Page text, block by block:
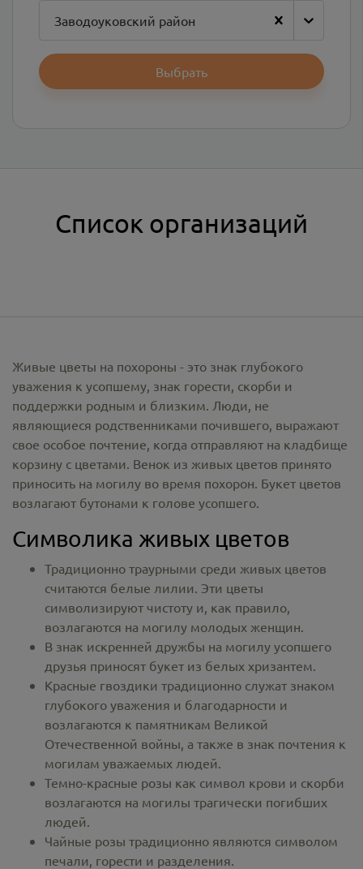
Заводоуковский район
Выбрать
Список организаций
Живые цветы на похороны - это знак глубокого
уважения к усопшему, знак горести, скорби и
поддержки родным и близким. Люди, не
являющиеся родственниками почившего, выражают
свое особое почтение, когда отправляют на кладбище
корзину с цветами. Венок из живых цветов принято
приносить на могилу во время похорон. Букет цветов
возлагают бутонами к голове усопшего.
Символика живых цветов
Традиционно траурными среди живых цветов
считаются белые лилии. Эти цветы
символизируют чистоту и, как правило,
возлагаются на могилу молодых женщин.
В знак искренней дружбы на могилу усопшего
друзья приносят букет из белых хризантем.
Красные гвоздики традиционно служат знаком
глубокого уважения и благодарности и
возлагаются к памятникам Великой
Отечественной войны, а также в знак почтения к
могилам уважаемых людей.
Темно-красные розы как символ крови и скорби
возлагаются на могилы трагически погибших
людей.
Чайные розы традиционно являются символом
печали, горести и разделения.